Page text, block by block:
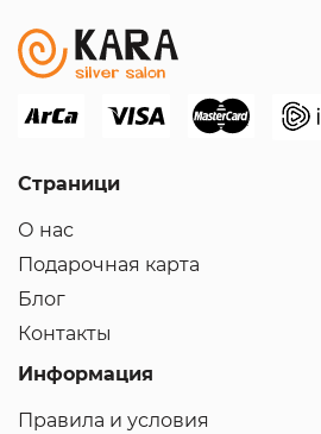
Страници
О нас
Подарочная карта
Блог
Контакты
Информация
Правила и условия